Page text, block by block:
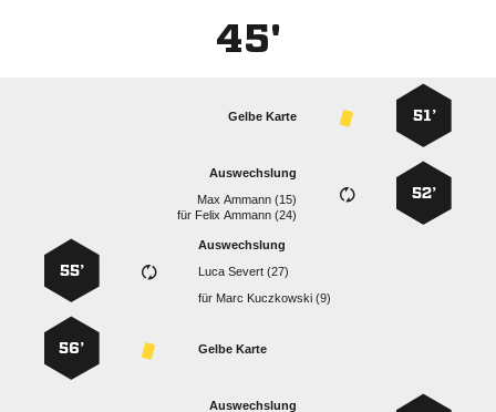
45'
51’
Gelbe Karte
52’
Auswechslung
  
für   
Auswechslung
  
für   
55’
Gelbe Karte
56’
Auswechslung